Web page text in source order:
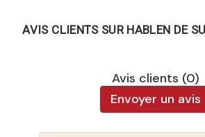
AVIS CLIENTS SUR HABLEN DE
Avis clients (0)
Envoyer un avis